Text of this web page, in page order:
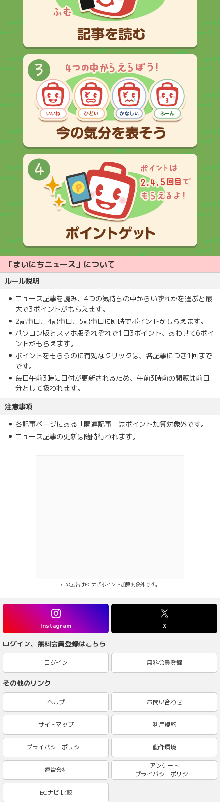
「まいにちニュース」について
ルール説明
ニュース記事を読み、4つの気持ちの中からいずれかを選ぶと最
大で3ポイントがもらえます。
2記事目、4記事目、5記事目に即時でポイントがもらえます。
パソコン版とスマホ版それぞれで1日3ポイント、あわせて6ポイ
ントがもらえます。
ポイントをもらうのに有効なクリックは、各記事につき1回まで
です。
毎日午前3時に日付が更新されるため、午前3時前の閲覧は前日
分として扱われます。
注意事項
各記事ページにある「関連記事」はポイント加算対象外です。
ニュース記事の更新は随時行われます。
この広告はECナビポイント加算対象外です。
Instagram X
ログイン、無料会員登録はこちら
ログイン 無料会員登録
その他のリンク
ヘルプ お問い合わせ
サイトマップ 利用規約
プライバシーポリシー 動作環境
運営会社
アンケート
プライバシーポリシー
ECナビ 比較